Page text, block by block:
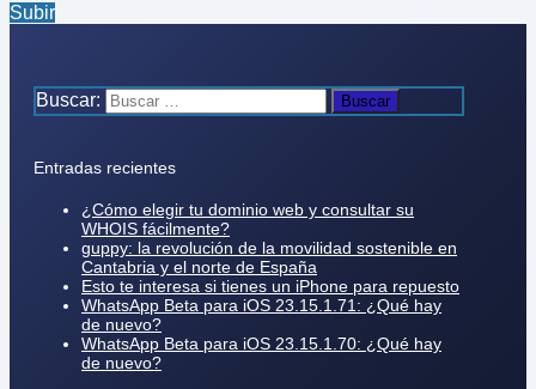
Subir
Buscar:
Entradas recientes
¿Cómo elegir tu dominio web y consultar su
WHOIS fácilmente?
guppy: la revolución de la movilidad sostenible en
Cantabria y el norte de España
Esto te interesa si tienes un iPhone para repuesto
WhatsApp Beta para iOS 23.15.1.71: ¿Qué hay
de nuevo?
WhatsApp Beta para iOS 23.15.1.70: ¿Qué hay
de nuevo?